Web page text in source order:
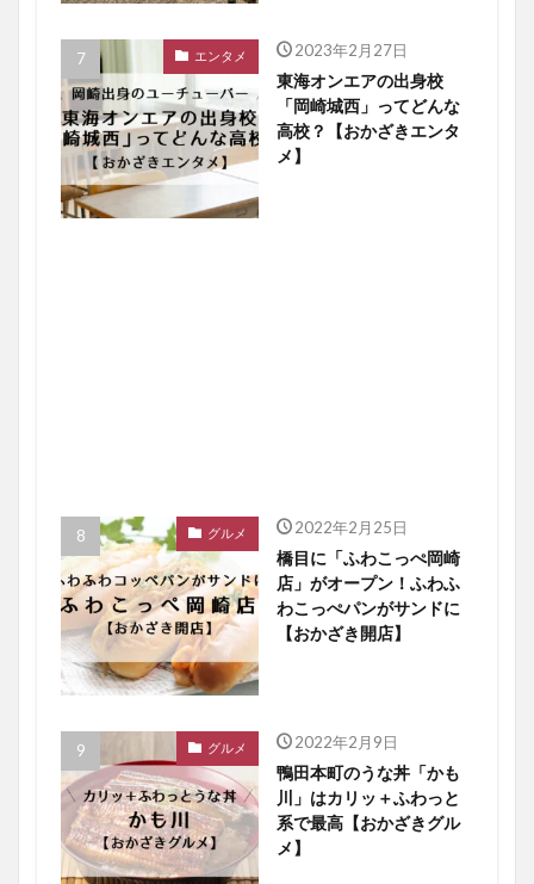
エンタメ 2023年2月27日
東海オンエアの出身校
「岡崎城西」ってどんな
高校？【おかざきエンタ
メ】
グルメ 2022年2月25日
橋目に「ふわこっぺ岡崎
店」がオープン！ふわふ
わこっぺパンがサンドに
【おかざき開店】
グルメ 2022年2月9日
鴨田本町のうな丼「かも
川」はカリッ＋ふわっと
系で最高【おかざきグル
メ】